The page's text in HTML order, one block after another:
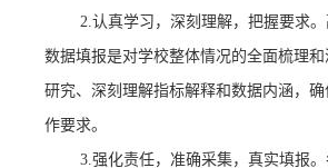
2.认真学习，深刻理解，把握要求
数据填报是对学校整体情况的全面梳理
研究、深刻理解指标解释和数据内涵，
作要求。
3.强化责任，准确采集，真实填报